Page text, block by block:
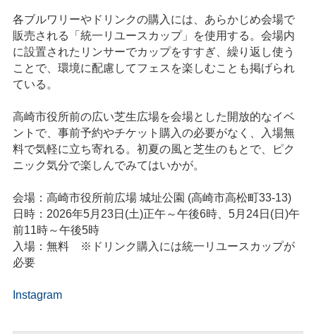
各ブルワリーやドリンクの購入には、あらかじめ会場で
販売される「統一リユースカップ」を使用する。会場内
に設置されたリンサーでカップをすすぎ、繰り返し使う
ことで、環境に配慮してフェスを楽しむことも掲げられ
ている。
高崎市役所前の広い芝生広場を会場とした開放的なイベ
ントで、事前予約やチケット購入の必要がなく、入場無
料で気軽に立ち寄れる。初夏の風と芝生のもとで、ピク
ニック気分で楽しんでみてはいかが。
会場：高崎市役所前広場 城址公園 (高崎市高松町33-13)
日時：2026年5月23日(土)正午～午後6時、5月24日(日)午
前11時～午後5時
入場：無料 ※ドリンク購入には統一リユースカップが
必要
Instagram